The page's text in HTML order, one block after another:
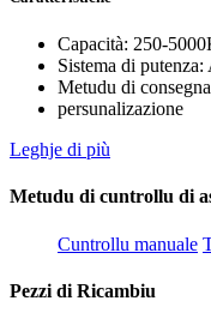
Capacità: 250-
Sistema di
Metudu di
persunalizazione
Leghje di più
Metudu di cuntrollu di
Cuntrollu manuale
Pezzi di Ricambiu